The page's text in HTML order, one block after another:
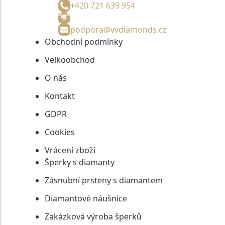
+420 721 639 954
podpora@vvdiamonds.cz
Obchodní podmínky
Velkoobchod
O nás
Kontakt
GDPR
Cookies
Vrácení zboží
Šperky s diamanty
Zásnubní prsteny s diamantem
Diamantové náušnice
Zakázková výroba šperků